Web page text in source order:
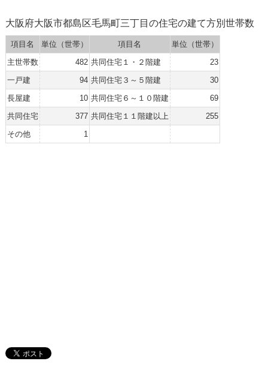
大阪府大阪市都島区毛馬町三丁目の住宅の建て方別世帯数
項目名 単位（世帯） 項目名
単位（世帯）
主世帯数
482 共同住宅１・２階建
23
一戸建
94 共同住宅３～５階建
30
長屋建
10 共同住宅６～１０階建
69
共同住宅
377 共同住宅１１階建以上
255
その他
1